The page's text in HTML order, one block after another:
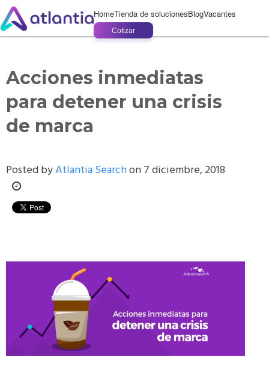
HomeTienda de solucionesBlogVacantes
Cotizar
Acciones inmediatas
para detener una crisis
de marca
Posted byAtlantia Searchon 7 diciembre, 2018